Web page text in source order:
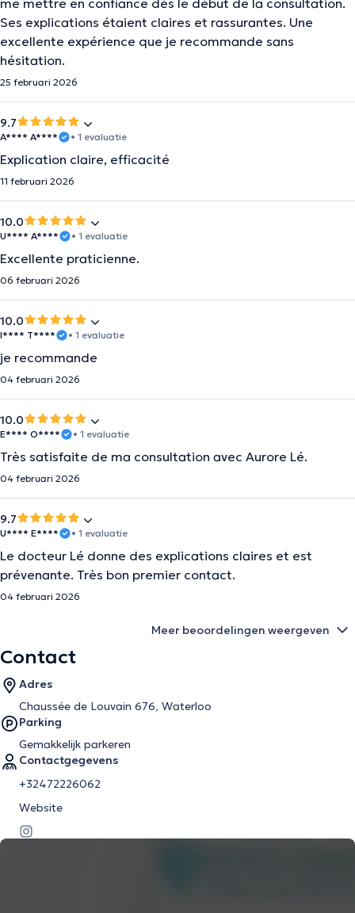
me mettre en confiance dès le début de la consultation.
Ses explications étaient claires et rassurantes. Une
excellente expérience que je recommande sans
hésitation.
25 februari 2026
9.7
A**** A**** • 1 evaluatie
Explication claire, efficacité
11 februari 2026
10.0
U**** A**** • 1 evaluatie
Excellente praticienne.
06 februari 2026
10.0
I**** T**** • 1 evaluatie
je recommande
04 februari 2026
10.0
E**** O**** • 1 evaluatie
Très satisfaite de ma consultation avec Aurore Lé.
04 februari 2026
9.7
U**** E**** • 1 evaluatie
Le docteur Lé donne des explications claires et est
prévenante. Très bon premier contact.
04 februari 2026
Meer beoordelingen weergeven
Contact
Adres
Chaussée de Louvain 676, Waterloo
Parking
Gemakkelijk parkeren
Contactgegevens
+32472226062
Website